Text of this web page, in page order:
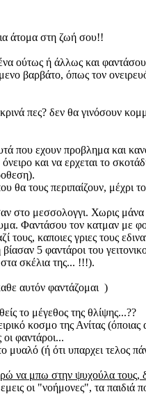
άτομα στη ζωή σου!!
ούτως ή άλλως και
βαρβάτο, όπως τον
πες? δεν θα γινόσουν
που εχουν προβλημα και
και να ερχεται το
θα τους περιπαίζουν, μέχρι
στο μεσσολογγι. Χωρις μάνα
Φαντάσου τον κατμαν με
τους, καποιες γριες τους
5 φαντάροι του
στα σκέλια της... !!!).
αυτόν φαντάζομαι )
το μέγεθος της θλίψης...??
κοσμο της Ανίτας (όποιας
φαντάροι...
μυαλό (ή ότι υπαρχει τελος
να μπω στην ψυχούλα τους,
οι "νοήμονες", τα παιδιά